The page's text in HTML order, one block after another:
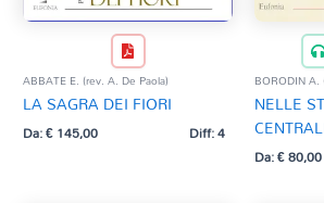
ABBATE E. (rev. A. De Paola)
LA SAGRA DEI FIORI
Da:€145,00 Diff: 4
BORODIN A.
NELLE
Da:€80,00